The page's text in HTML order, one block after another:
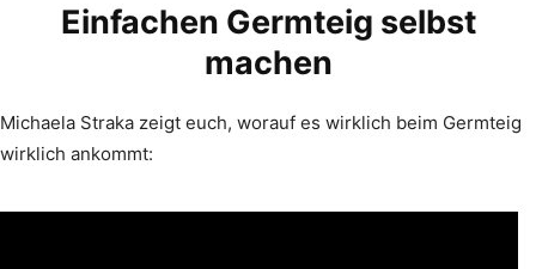
Einfachen Germteig selbst
machen
Michaela Straka zeigt euch, worauf es wirklich beim Germteig
wirklich ankommt: